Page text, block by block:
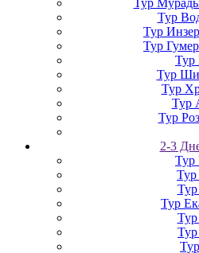
Тур
Тур
Тур
Тур
Тур
Тур
Тур
Тур
Тур
2-3
Тур
Тур
Тур
Тур